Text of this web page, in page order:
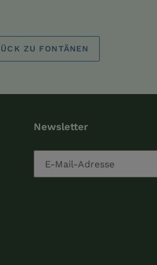
ZU FONTÄNEN
Newsletter